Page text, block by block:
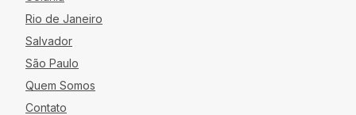
Rio de Janeiro
Salvador
São Paulo
Quem Somos
Contato